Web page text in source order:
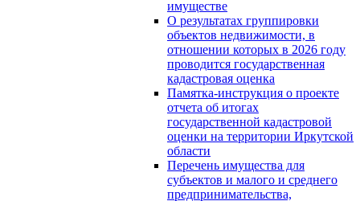
имуществе
О результатах группировки
объектов недвижимости, в
отношении которых в 2026 году
проводится государственная
кадастровая оценка
Памятка-инструкция о проекте
отчета об итогах
государственной кадастровой
оценки на территории Иркутской
области
Перечень имущества для
субъектов и малого и среднего
предпринимательства,